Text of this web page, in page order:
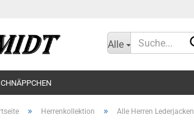
Alle
» Herrenkollektion » Alle Herren Lederjacken